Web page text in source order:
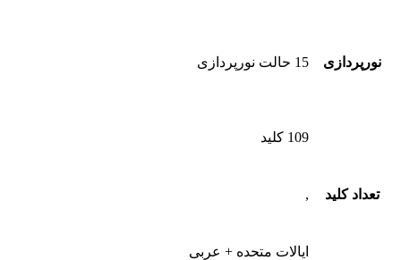
نورپردازی 15 حالت نورپردازی
تعداد کلید
109 کلید
,
ایالات متحده + عربی